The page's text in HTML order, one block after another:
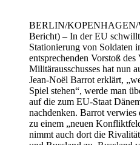
BERLIN/
Bericht) – In der EU
Stationierung von Soldaten
entsprechenden Vorstoß
Militärausschusses hat nun
Jean-Noël Barrot erklärt,
Spiel stehen“, werde man
auf die zum EU-Staat
nachdenken. Barrot verwies
zu einem „neuen
nimmt auch dort die